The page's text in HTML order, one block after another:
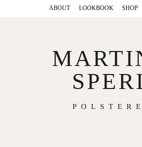
ABOUT LOOKBOOK SHOP